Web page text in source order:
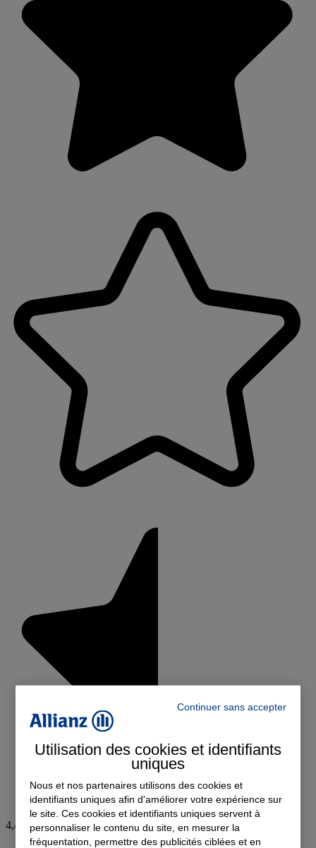
4,4
Continuer sans accepter
Utilisation des cookies et identifiants
uniques
Nous et nos partenaires utilisons des cookies et
identifiants uniques afin d'améliorer votre expérience sur
le site. Ces cookies et identifiants uniques servent à
personnaliser le contenu du site, en mesurer la
fréquentation, permettre des publicités ciblées et en